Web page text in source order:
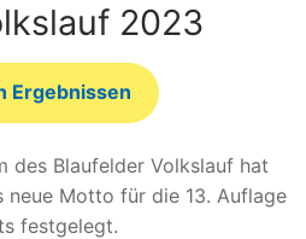
2023
Ergebnissen
des Blaufelder Volkslauf hat
neue Motto für die 13. Auflage
festgelegt.